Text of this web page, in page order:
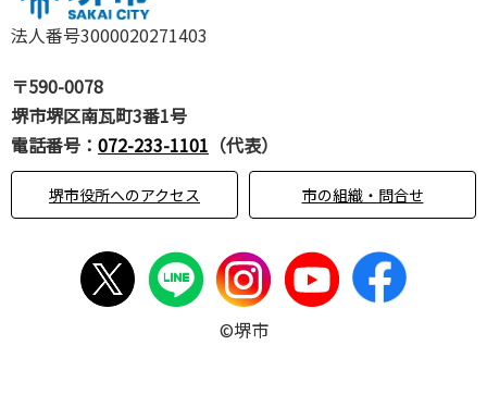
法人番号3000020271403
〒590-0078
堺市堺区南瓦町3番1号
電話番号： 072-233-1101 （代表）
堺市役所へのアクセス 市の組織・問合せ
©堺市